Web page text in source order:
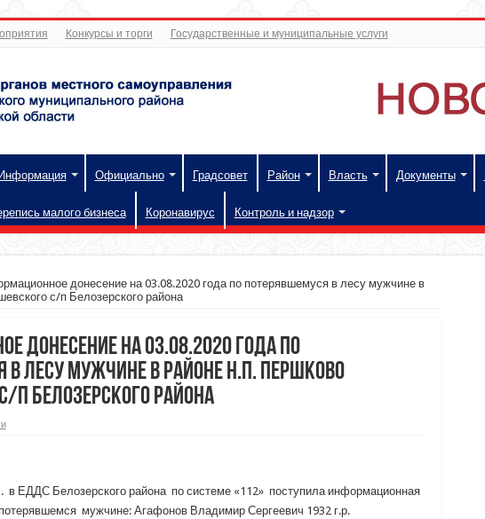
Конкурсы и торги Государственные и муниципальные услуги
Информация Официально Градсовет Район Власть Документы
малого бизнеса Коронавирус Контроль и надзор
донесение на 03.08.2020 года по потерявшемуся в лесу мужчине в
с/п Белозерского района
донесение на 03.08.2020 года по
в лесу мужчине в районе н.п. Першково
п Белозерского района
в ЕДДС Белозерского района по системе «112» поступила информационная
мужчине: Агафонов Владимир Сергеевич 1932 г.р.